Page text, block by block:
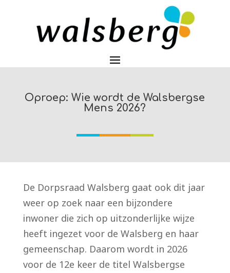
Oproep: Wie wordt de Walsbergse
Mens 2026?
De Dorpsraad Walsberg gaat ook dit jaar
weer op zoek naar een bijzondere
inwoner die zich op uitzonderlijke wijze
heeft ingezet voor de Walsberg en haar
gemeenschap. Daarom wordt in 2026
voor de 12e keer de titel Walsbergse